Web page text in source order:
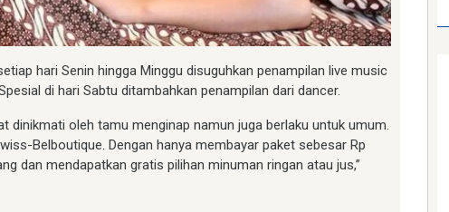
hari Senin hingga Minggu disuguhkan penampilan live music
di hari Sabtu ditambahkan penampilan dari dancer.
dinikmati oleh tamu menginap namun juga berlaku untuk umum.
Belboutique. Dengan hanya membayar paket sebesar Rp
dan mendapatkan gratis pilihan minuman ringan atau jus,”